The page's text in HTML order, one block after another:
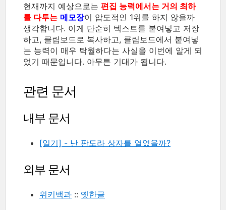
현재까지 예상으로는 편집 능력에서는 거의 최하
를 다투는 메모장이 압도적인 1위를 하지 않을까
생각합니다. 이게 단순히 텍스트를 붙여넣고 저장
하고, 클립보드로 복사하고, 클립보드에서 붙여넣
는 능력이 매우 탁월하다는 사실을 이번에 알게 되
었기 때문입니다. 아무튼 기대가 됩니다.
관련 문서
내부 문서
[일기] - 난 판도라 상자를 열었을까?
외부 문서
위키백과 :: 옛한글